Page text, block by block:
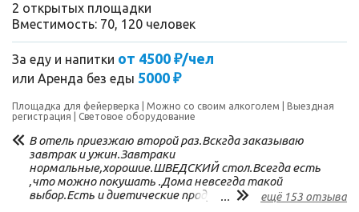
2 открытых площадки
Вместимость: 70, 120 человек
За еду и напитки от 4500 ₽/чел
или Аренда без еды 5000 ₽
Площадка для фейерверка Можно со своим алкоголем
Выездная
регистрация
Световое оборудование
В отель приезжаю второй раз.Вскгда заказываю
завтрак и ужин.Завтраки
нормальные,хорошие.ШВЕДСКИЙ стол.Всегда есть
,что можно покушать .Дома невсегда такой
выбор.Есть и диетические продукты.Одним
... ещё 153 отзыва